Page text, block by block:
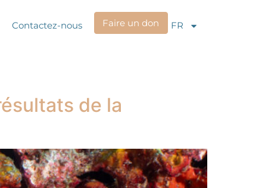
Contactez-nous Faire un don FR
de la